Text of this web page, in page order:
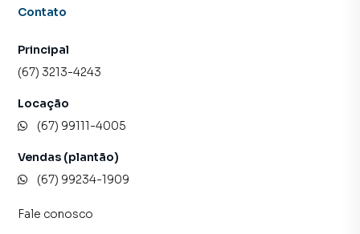
Contato
Principal
(67) 3213-4243
Locação
(67) 99111-4005
Vendas (plantão)
(67) 99234-1909
Fale conosco